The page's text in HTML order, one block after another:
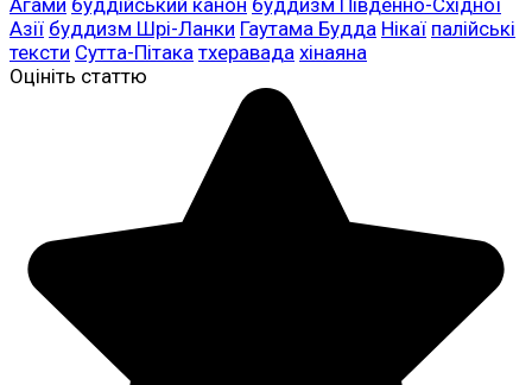
Азії буддизм Шрі-Ланки Гаутама Будда Нікаї палійські
тексти Сутта-Пітака тхеравада хінаяна
Оцініть статтю